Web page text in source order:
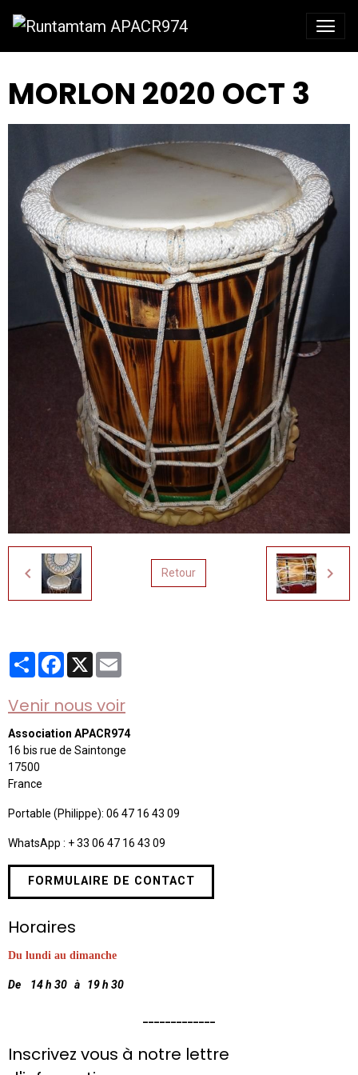
MORLON 2020 OCT 3
Retour
PartagerFacebook
X
Venir nous voir
Association APACR974
16 bis rue de Saintonge
17500
France
Portable (Philippe): 06 47 16 43 09
WhatsApp : + 33 06 47 16 43 09
FORMULAIRE DE CONTACT
Horaires
Du lundi au dimanche
De 14 h 30 à 19 h 30
Inscrivez vous à notre lettre